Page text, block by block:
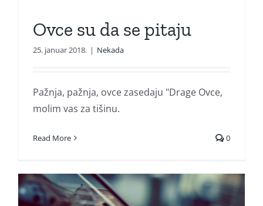
Ovce su da se pitaju
25. januar 2018. | Nekada
Pažnja, pažnja, ovce zasedaju "Drage Ovce,
molim vas za tišinu.
Read More 0